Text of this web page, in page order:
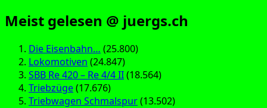
Meist gelesen @ juergs.ch
Die Eisenbahn… (25.800)
Lokomotiven (24.847)
SBB Re 420 – Re 4/4 II(18.564)
Triebzüge(17.676)
Triebwagen Schmalspur(13.502)